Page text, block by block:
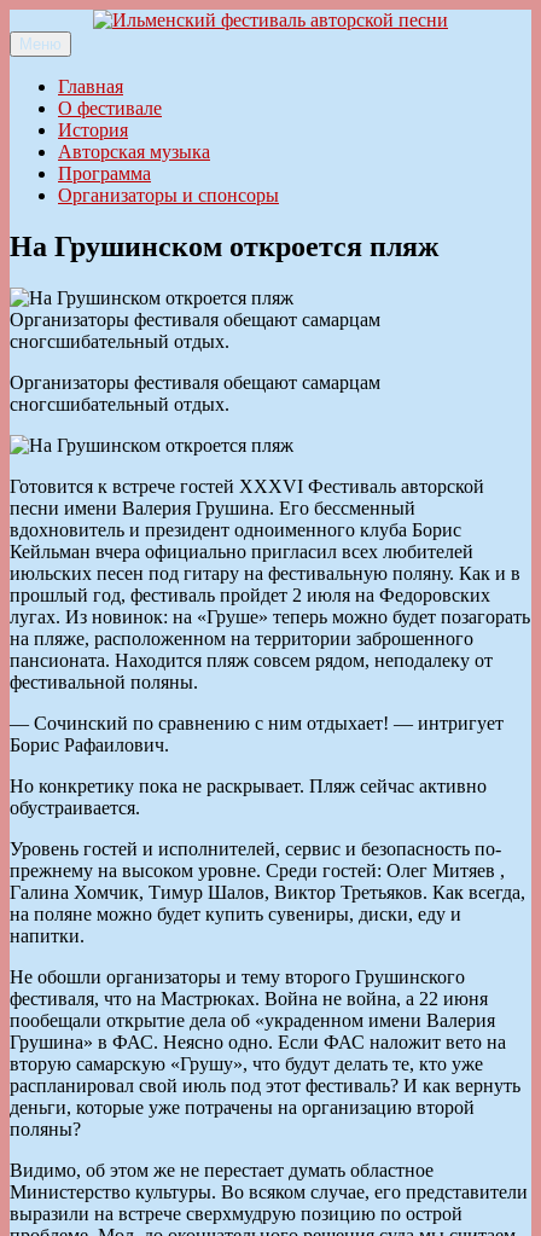
к
содержимому
Ильменский фестиваль авторской песни
Меню
Главная
О фестивале
История
Авторская музыка
Программа
Организаторы и спонсоры
На Грушинском откроется пляж
Организаторы фестиваля обещают самарцам
сногсшибательный отдых.
Организаторы фестиваля обещают самарцам
сногсшибательный отдых.
Готовится к встрече гостей XXXVI Фестиваль авторской
песни имени Валерия Грушина. Его бессменный
вдохновитель и президент одноименного клуба Борис
Кейльман вчера официально пригласил всех любителей
июльских песен под гитару на фестивальную поляну. Как и в
прошлый год, фестиваль пройдет 2 июля на Федоровских
лугах. Из новинок: на «Груше» теперь можно будет позагорать
на пляже, расположенном на территории заброшенного
пансионата. Находится пляж совсем рядом, неподалеку от
фестивальной поляны.
— Сочинский по сравнению с ним отдыхает! — интригует
Борис Рафаилович.
Но конкретику пока не раскрывает. Пляж сейчас активно
обустраивается.
Уровень гостей и исполнителей, сервис и безопасность по-
прежнему на высоком уровне. Среди гостей: Олег Митяев ,
Галина Хомчик, Тимур Шалов, Виктор Третьяков. Как всегда,
на поляне можно будет купить сувениры, диски, еду и
напитки.
Не обошли организаторы и тему второго Грушинского
фестиваля, что на Мастрюках. Война не война, а 22 июня
пообещали открытие дела об «украденном имени Валерия
Грушина» в ФАС. Неясно одно. Если ФАС наложит вето на
вторую самарскую «Грушу», что будут делать те, кто уже
распланировал свой июль под этот фестиваль? И как вернуть
деньги, которые уже потрачены на организацию второй
поляны?
Видимо, об этом же не перестает думать областное
Министерство культуры. Во всяком случае, его представители
выразили на встрече сверхмудрую позицию по острой